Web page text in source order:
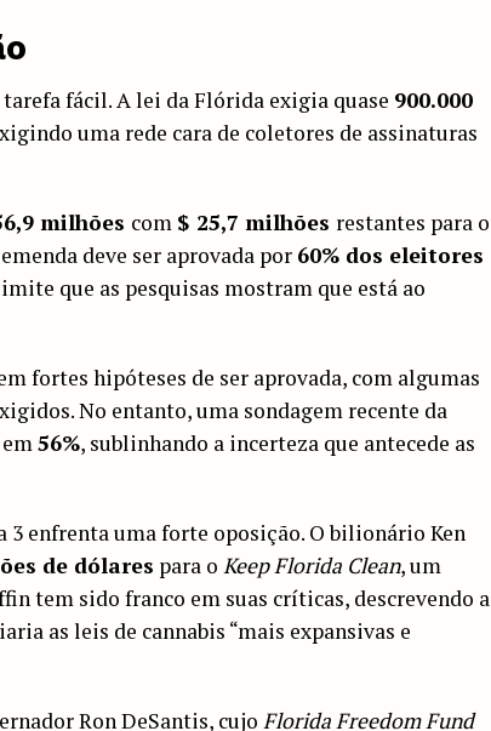
fácil. A lei da Flórida exigia quase 900.000
uma rede cara de coletores de assinaturas
milhões com $ 25,7 milhões restantes para o
deve ser aprovada por 60% dos eleitores
que as pesquisas mostram que está ao
fortes hipóteses de ser aprovada, com algumas
No entanto, uma sondagem recente da
56%, sublinhando a incerteza que antecede as
3 enfrenta uma forte oposição. O bilionário Ken
de dólares para o Keep Florida Clean, um
tem sido franco em suas críticas, descrevendo a
as leis de cannabis “mais expansivas e
Ron DeSantis, cujo Florida Freedom Fund